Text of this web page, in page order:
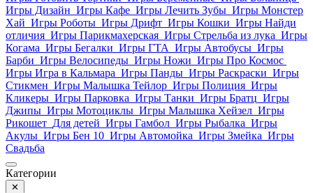
Игры Дизайн Игры Кафе Игры Лечить Зубы Игры Монстер
Хай Игры Роботы Игры Дрифт Игры Кошки Игры Найди
отличия Игры Парикмахерская Игры Стрельба из лука Игры
Когама Игры Бегалки Игры ГТА Игры Автобусы Игры
Барби Игры Велосипеды Игры Ножи Игры Про Космос
Игры Игра в Кальмара Игры Панды Игры Раскраски Игры
Стикмен Игры Малышка Тейлор Игры Полиция Игры
Кликеры Игры Парковка Игры Танки Игры Братц Игры
Джипы Игры Мотоциклы Игры Малышка Хейзел Игры
Рикошет Для детей Игры Гамбол Игры Рыбалка Игры
Акулы Игры Бен 10 Игры Автомойка Игры Змейка Игры
Свадьба
Категории
✕